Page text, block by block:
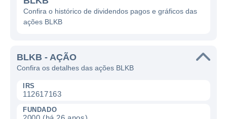
Confira o histórico de dividendos pagos e gráficos das
ações BLKB
BLKB - AÇÃO
Confira os detalhes das ações BLKB
IRS
112617163
FUNDADO